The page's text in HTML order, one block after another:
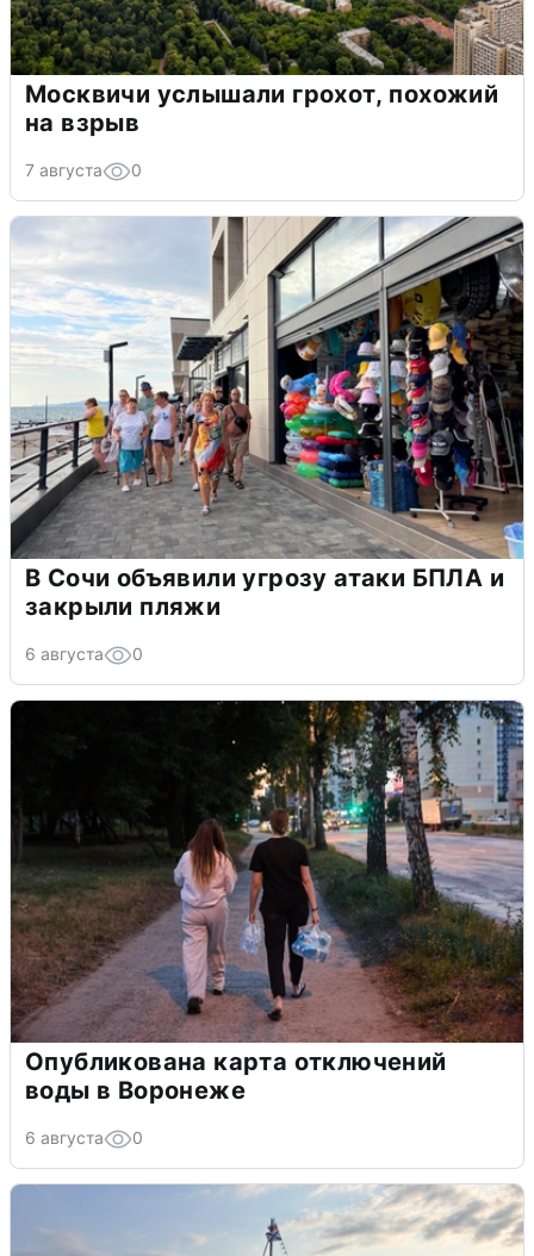
Москвичи услышали грохот, похожий
на взрыв
7 августа 0
В Сочи объявили угрозу атаки БПЛА и
закрыли пляжи
6 августа 0
Опубликована карта отключений
воды в Воронеже
6 августа 0